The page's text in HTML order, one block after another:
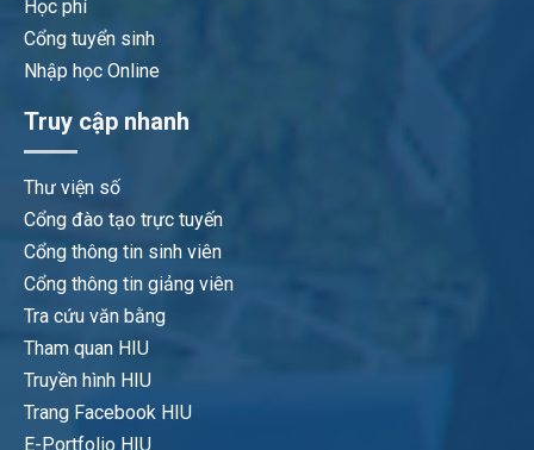
Học phí
Cổng tuyển sinh
Nhập học Online
Truy cập nhanh
Thư viện số
Cổng đào tạo trực tuyến
Cổng thông tin sinh viên
Cổng thông tin giảng viên
Tra cứu văn bằng
Tham quan HIU
Truyền hình HIU
Trang Facebook HIU
E-Portfolio HIU